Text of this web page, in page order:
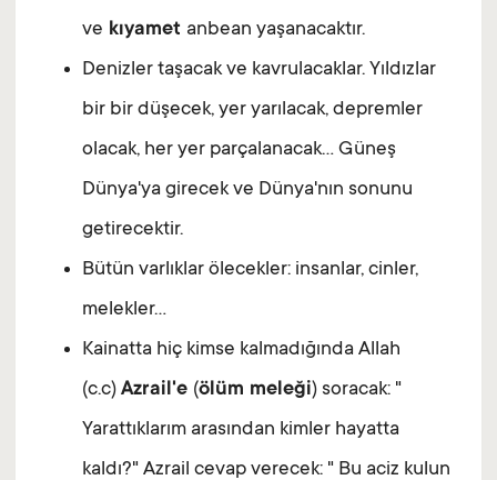
ve kıyamet anbean yaşanacaktır.
Denizler taşacak ve kavrulacaklar. Yıldızlar
bir bir düşecek, yer yarılacak, depremler
olacak, her yer parçalanacak... Güneş
Dünya'ya girecek ve Dünya'nın sonunu
getirecektir.
Bütün varlıklar ölecekler: insanlar, cinler,
melekler...
Kainatta hiç kimse kalmadığında Allah
(c.c) Azrail'e (ölüm meleği) soracak: "
Yarattıklarım arasından kimler hayatta
kaldı?" Azrail cevap verecek: " Bu aciz kulun